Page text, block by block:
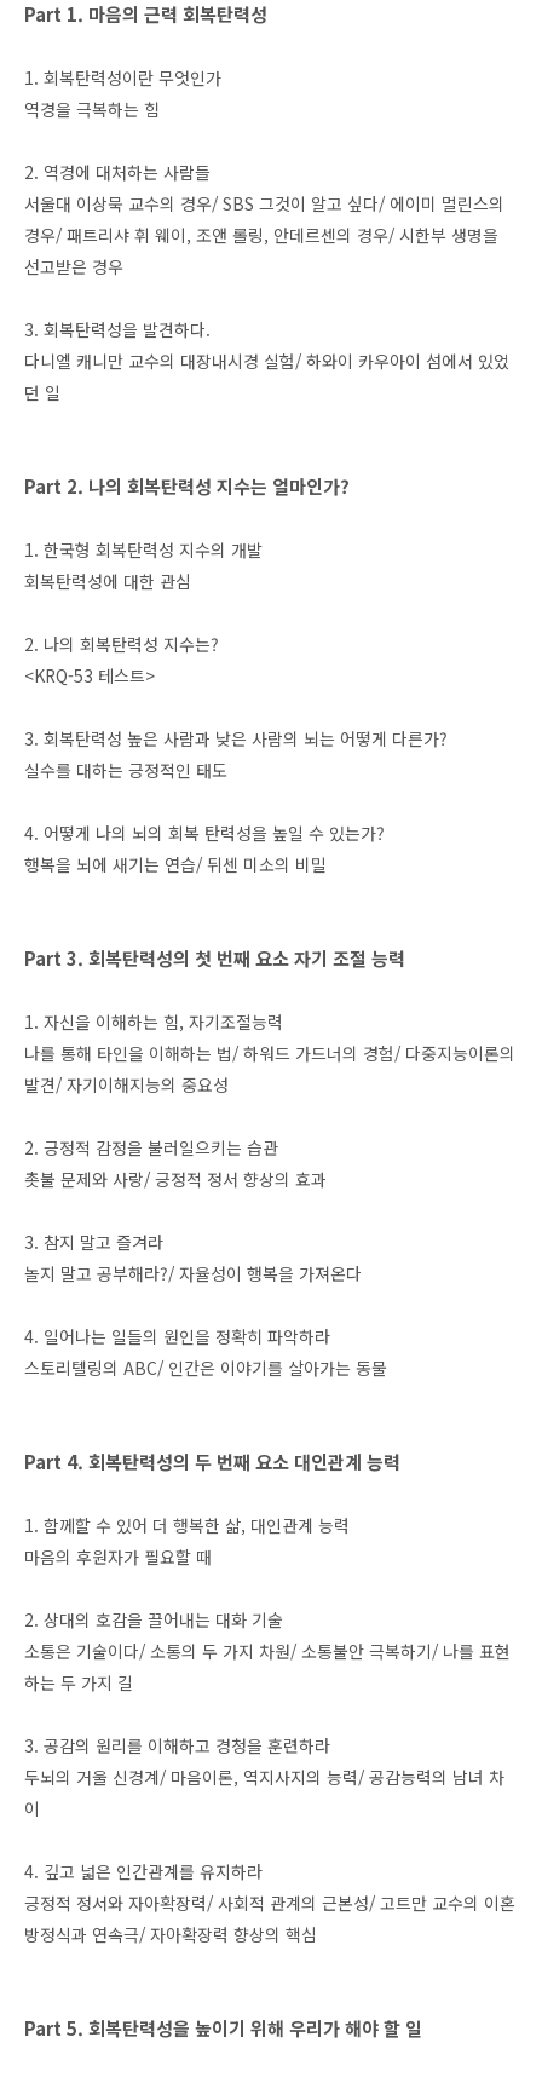
Part 1. 마음의 근력 회복탄력성
1. 회복탄력성이란 무엇인가
역경을 극복하는 힘
2. 역경에 대처하는 사람들
서울대 이상묵 교수의 경우/ SBS 그것이 알고 싶다/ 에이미 멀린스의
경우/ 패트리샤 휘 웨이, 조앤 롤링, 안데르센의 경우/ 시한부 생명을
선고받은 경우
3. 회복탄력성을 발견하다.
다니엘 캐니만 교수의 대장내시경 실험/ 하와이 카우아이 섬에서 있었
던 일
Part 2. 나의 회복탄력성 지수는 얼마인가?
1. 한국형 회복탄력성 지수의 개발
회복탄력성에 대한 관심
2. 나의 회복탄력성 지수는?
<KRQ-53 테스트>
3. 회복탄력성 높은 사람과 낮은 사람의 뇌는 어떻게 다른가?
실수를 대하는 긍정적인 태도
4. 어떻게 나의 뇌의 회복 탄력성을 높일 수 있는가?
행복을 뇌에 새기는 연습/ 뒤센 미소의 비밀
Part 3. 회복탄력성의 첫 번째 요소 자기 조절 능력
1. 자신을 이해하는 힘, 자기조절능력
나를 통해 타인을 이해하는 법/ 하워드 가드너의 경험/ 다중지능이론의
발견/ 자기이해지능의 중요성
2. 긍정적 감정을 불러일으키는 습관
촛불 문제와 사랑/ 긍정적 정서 향상의 효과
3. 참지 말고 즐겨라
놀지 말고 공부해라?/ 자율성이 행복을 가져온다
4. 일어나는 일들의 원인을 정확히 파악하라
스토리텔링의 ABC/ 인간은 이야기를 살아가는 동물
Part 4. 회복탄력성의 두 번째 요소 대인관계 능력
1. 함께할 수 있어 더 행복한 삶, 대인관계 능력
마음의 후원자가 필요할 때
2. 상대의 호감을 끌어내는 대화 기술
소통은 기술이다/ 소통의 두 가지 차원/ 소통불안 극복하기/ 나를 표현
하는 두 가지 길
3. 공감의 원리를 이해하고 경청을 훈련하라
두뇌의 거울 신경계/ 마음이론, 역지사지의 능력/ 공감능력의 남녀 차
이
4. 깊고 넓은 인간관계를 유지하라
긍정적 정서와 자아확장력/ 사회적 관계의 근본성/ 고트만 교수의 이혼
방정식과 연속극/ 자아확장력 향상의 핵심
Part 5. 회복탄력성을 높이기 위해 우리가 해야 할 일